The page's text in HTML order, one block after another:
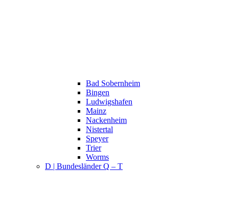
Bad Sobernheim
Bingen
Ludwigshafen
Mainz
Nackenheim
Nistertal
Speyer
Trier
Worms
D | Bundesländer Q – T